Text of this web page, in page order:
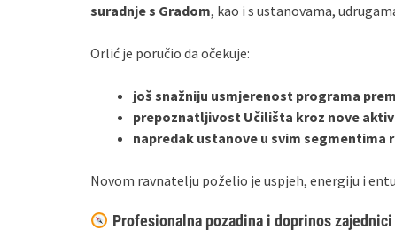
suradnje s Gradom, kao i s ustanovama,
Orlić je poručio da očekuje:
još snažniju usmjerenost programa
prepoznatljivost Učilišta kroz nove
napredak ustanove u svim segmentima
Novom ravnatelju poželio je uspjeh, energiju i
Profesionalna pozadina i doprinos zajednici